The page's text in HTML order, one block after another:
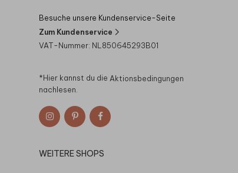
Besuche unsere Kundenservice-Seite
Zum Kundenservice
VAT-Nummer: NL850645293B01
*Hier kannst du die Aktionsbedingungen
nachlesen.
WEITERE SHOPS